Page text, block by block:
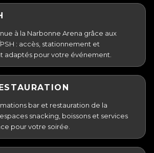
à la Narbonne Arena grâce aux
: accès, stationnement et
adaptés pour votre événement.
bar et restauration de la
snacking, boissons et services
pour votre soirée.